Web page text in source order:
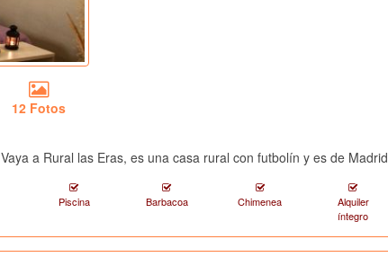
12 Fotos
Vaya a Rural las Eras, es una casa rural con futbolín y es de Madrid
Piscina Barbacoa Chimenea
Alquiler
íntegro